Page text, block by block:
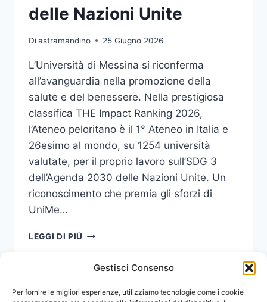
Gestisci Consenso
Per fornire le migliori esperienze, utilizziamo tecnologie come i cookie
delle Nazioni Unite
Diastramandino 25 Giugno 2026
L’Università di Messina si riconferma
all’avanguardia nella promozione della
salute e del benessere. Nella prestigiosa
classifica THE Impact Ranking 2026,
l’Ateneo peloritano è il 1° Ateneo in Italia e
26esimo al mondo, su 1254 università
valutate, per il proprio lavoro sull’SDG 3
dell’Agenda 2030 delle Nazioni Unite. Un
riconoscimento che premia gli sforzi di
UniMe…
LEGGI DI PIÙ THE
2026,
1°
Navigazione
1 2 3 … 343 Pagina